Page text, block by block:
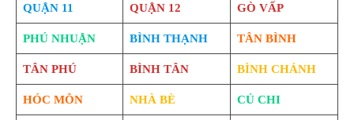
QUẬN 11 QUẬN 12 GÒ VẤP
PHÚ NHUẬN BÌNH THẠNH TÂN BÌNH
TÂN PHÚ BÌNH TÂN BÌNH CHÁNH
HÓC MÔN NHÀ BÈ CỦ CHI